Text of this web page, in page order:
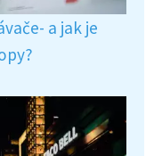
a jak je